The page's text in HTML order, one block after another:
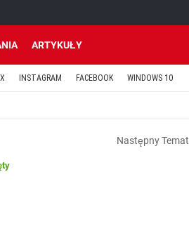
ARTYKUŁY
INSTAGRAM FACEBOOK WINDOWS 10
Następny Temat